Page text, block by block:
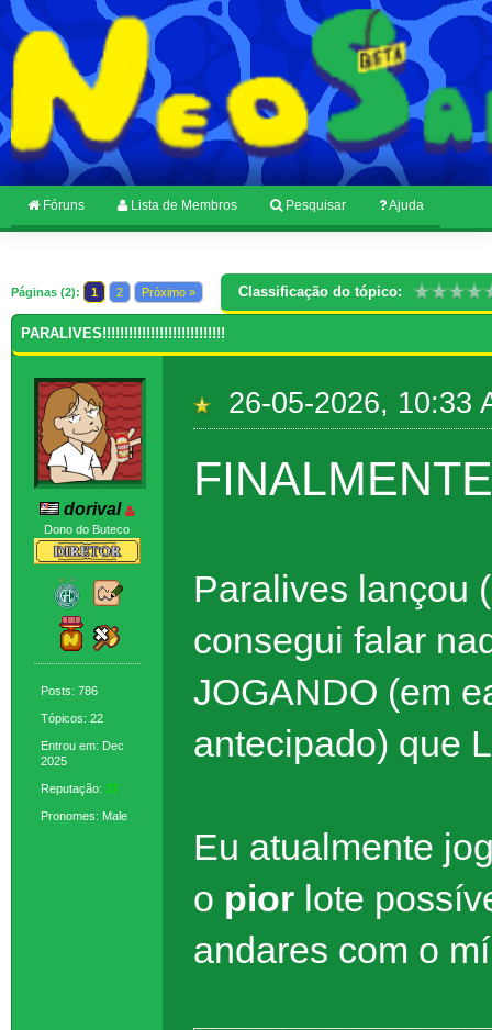
Fóruns Lista de Membros Pesquisar Ajuda
Páginas (2): 1 2 Próximo » Classificação do tópico:
PARALIVES!!!!!!!!!!!!!!!!!!!!!!!!!!!!
dorival
Dono do Buteco
Posts: 786
Tópicos: 22
Entrou em: Dec
2025
Reputação: 37
Pronomes: Male
26-05-2026, 10:33
FINALMENTE
Paralives lançou
consegui falar
JOGANDO (em
antecipado) que
Eu atualmente
o piorlote
andares com o